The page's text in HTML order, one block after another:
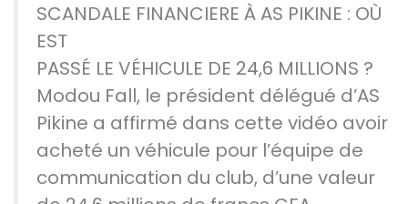
SCANDALE FINANCIERE À AS PIKINE : OÙ
EST
PASSÉ LE VÉHICULE DE 24,6 MILLIONS ?
Modou Fall, le président délégué d’AS
Pikine a affirmé dans cette vidéo avoir
acheté un véhicule pour l’équipe de
communication du club, d’une valeur